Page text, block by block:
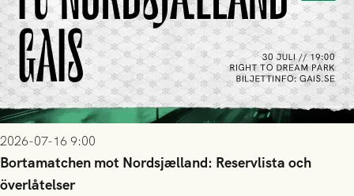
2026-07-16 9:00
Bortamatchen mot Nordsjælland: Reservlista och
överlåtelser